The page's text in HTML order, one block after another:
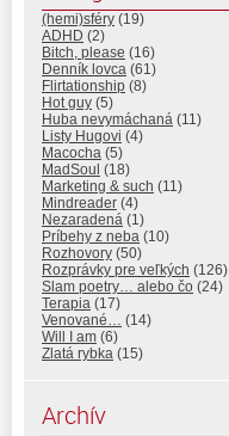
(hemi)sféry (19)
ADHD (2)
Bitch, please (16)
Denník lovca (61)
Flirtationship (8)
Hot guy (5)
Huba nevymáchaná (11)
Listy Hugovi (4)
Macocha (5)
MadSoul (18)
Marketing & such (11)
Mindreader (4)
Nezaradená (1)
Príbehy z neba (10)
Rozhovory (50)
Rozprávky pre veľkých (126)
Slam poetry… alebo čo (24)
Terapia (17)
Venované… (14)
Will I am (6)
Zlatá rybka (15)
Archív